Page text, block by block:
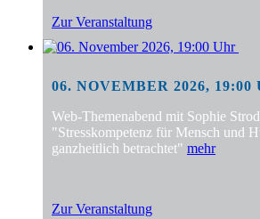
Zur Veranstaltung
06. NOVEMBER 2026, 19:00
Web-Themenabend mit Sophie
"Stresskompetenz für Mensch und
ganzheitlich betrachtet" mehr
Zur Veranstaltung